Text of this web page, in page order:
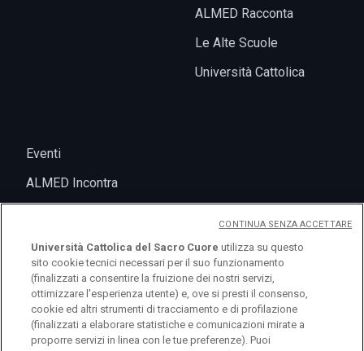
ALMED Racconta
Le Alte Scuole
Università Cattolica
Eventi
ALMED Incontra
logo UC
Università Cattolica del Sacro Cuore utilizza su questo
sito cookie tecnici necessari per il suo funzionamento
(finalizzati a consentire la fruizione dei nostri servizi,
ottimizzare l'esperienza utente) e, ove si presti il consenso,
cookie ed altri strumenti di tracciamento e di profilazione
(finalizzati a elaborare statistiche e comunicazioni mirate a
proporre servizi in linea con le tue preferenze). Puoi
CONTINUA SENZA ACCETTARE